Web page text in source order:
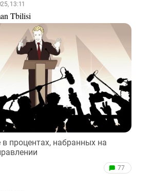
13:11
Tbilisi
в процентах, набранных на
77